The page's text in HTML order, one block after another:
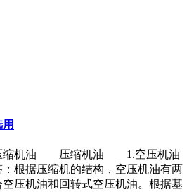
机油 压缩机油 1.空压机油
根据压缩机的结构，空压机油有两
压机油和回转式空压机油。根据基